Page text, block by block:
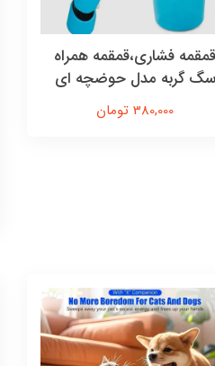
قمقمه فشاری،قمقمه همراه
سگ گربه مدل حوضچه ای
380,000 تومان